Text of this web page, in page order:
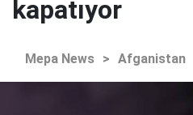
kapatıyor
Mepa News > Afganistan